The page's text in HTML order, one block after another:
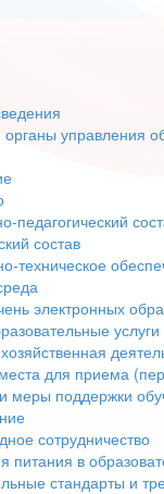
органы управления
педагогический
состав
техническое
электронных
услуги
для приема
меры поддержки
сотрудничество
питания в
стандарты и